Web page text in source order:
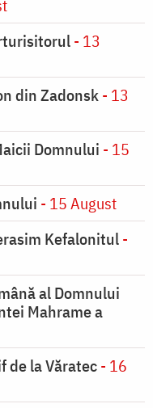
- 13
din Zadonsk- 13
Domnului - 15
- 15 August
Kefalonitul-
al Domnului
Mahrame a
de la Văratec- 16